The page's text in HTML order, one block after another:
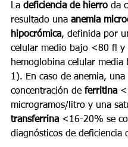
La deficiencia de hierro da
resultado una anemia
hipocrómica, definida por
celular medio bajo <80 fl y
hemoglobina celular media
1). En caso de anemia, una
concentración de ferritina
microgramos/litro y una
transferrina <16-20% se
diagnósticos de deficiencia